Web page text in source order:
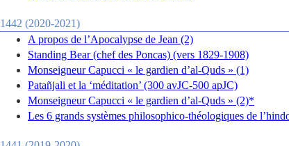
1442 (2020-2021)
A propos de l’Apocalypse de Jean (2)
Standing Bear (chef des Poncas) (vers 1829-1908)
Monseigneur Capucci « le gardien d’al-Quds » (1)
Patañjali et la ‘méditation’ (300 avJC-500 apJC)
Monseigneur Capucci « le gardien d’al-Quds » (2)*
Les 6 grands systèmes philosophico-théologiques de